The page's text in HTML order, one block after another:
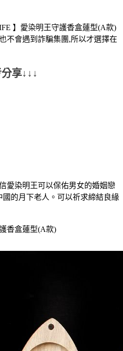
】愛染明王守護香盒蓮型(A款)
不會遇到詐騙集團,所以才選擇在
享↓↓↓
愛染明王可以保佑男女的婚姻戀
的月下老人。可以祈求締結良緣
香盒蓮型(A款)